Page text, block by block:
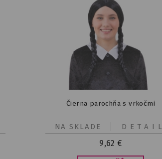
Čierna parochňa s vrkočmi
9,62 €
DETAIL
NA SKLADE